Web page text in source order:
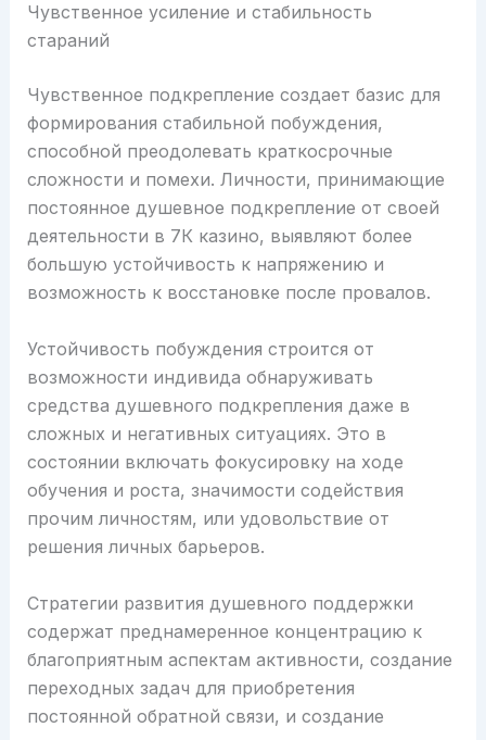
Чувственное усиление и стабильность
стараний
Чувственное подкрепление создает базис для
формирования стабильной побуждения,
способной преодолевать краткосрочные
сложности и помехи. Личности, принимающие
постоянное душевное подкрепление от своей
деятельности в 7К казино, выявляют более
большую устойчивость к напряжению и
возможность к восстановке после провалов.
Устойчивость побуждения строится от
возможности индивида обнаруживать
средства душевного подкрепления даже в
сложных и негативных ситуациях. Это в
состоянии включать фокусировку на ходе
обучения и роста, значимости содействия
прочим личностям, или удовольствие от
решения личных барьеров.
Стратегии развития душевного поддержки
содержат преднамеренное концентрацию к
благоприятным аспектам активности, создание
переходных задач для приобретения
постоянной обратной связи, и создание